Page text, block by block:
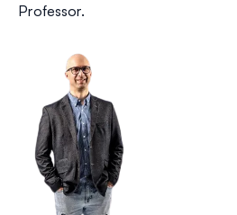
Professor.